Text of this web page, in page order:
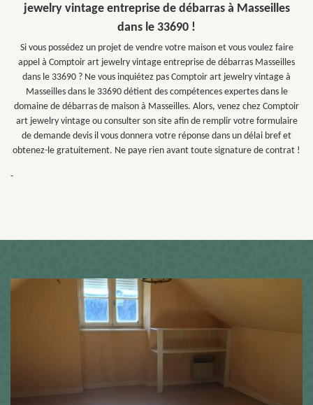
jewelry vintage entreprise de débarras à Masseilles
dans le 33690 !
Si vous possédez un projet de vendre votre maison et vous voulez faire
appel à Comptoir art jewelry vintage entreprise de débarras Masseilles
dans le 33690 ? Ne vous inquiétez pas Comptoir art jewelry vintage à
Masseilles dans le 33690 détient des compétences expertes dans le
domaine de débarras de maison à Masseilles. Alors, venez chez Comptoir
art jewelry vintage ou consulter son site afin de remplir votre formulaire
de demande devis il vous donnera votre réponse dans un délai bref et
obtenez-le gratuitement. Ne paye rien avant toute signature de contrat !
-